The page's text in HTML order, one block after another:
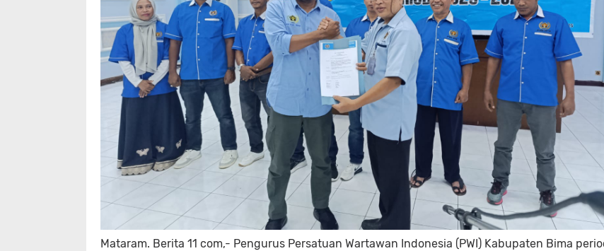
Mataram. Berita 11 com,- Pengurus Persatuan Wartawan Indonesia (PWI) Kabupaten Bima